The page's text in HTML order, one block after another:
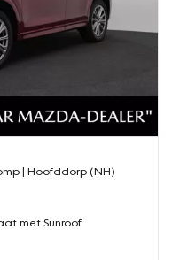
| Hoofddorp (NH)
met Sunroof